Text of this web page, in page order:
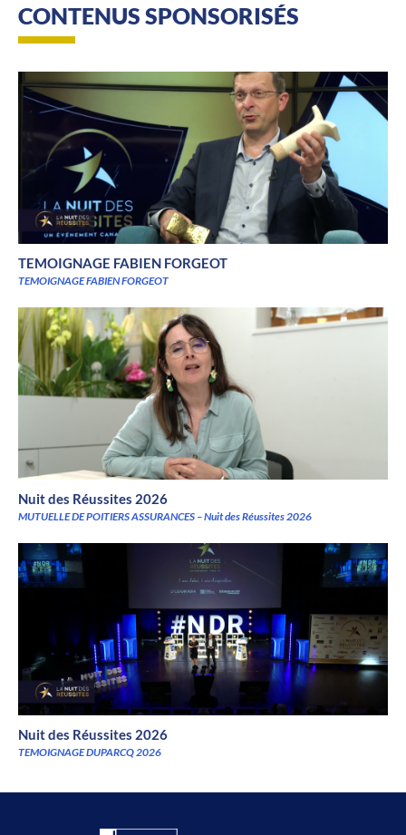
CONTENUS SPONSORISÉS
TEMOIGNAGE FABIEN FORGEOT
TEMOIGNAGE FABIEN FORGEOT
Nuit des Réussites 2026
MUTUELLE DE POITIERS ASSURANCES – Nuit des Réussites 2026
Nuit des Réussites 2026
TEMOIGNAGE DUPARCQ 2026